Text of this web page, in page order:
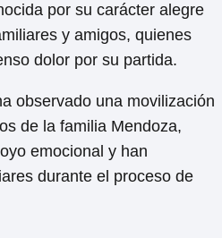
por su carácter alegre
y amigos, quienes
dolor por su partida.
observado una movilización
de la familia Mendoza,
emocional y han
durante el proceso de